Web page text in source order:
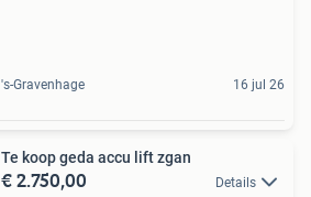
's-Gravenhage 16 jul 26
Te koop geda accu lift zgan
€ 2.750,00 Details